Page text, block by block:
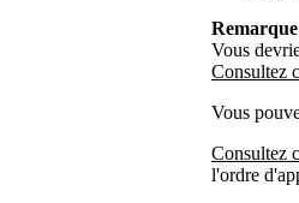
Remarque
Vous
Consultez
Vous
Consultez
l'ordre